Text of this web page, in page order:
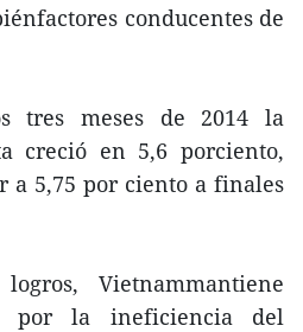
conducentes de
tres meses de 2014 la
creció en 5,6 porciento,
a 5,75 por ciento a finales
Vietnammantiene
por la ineficiencia del